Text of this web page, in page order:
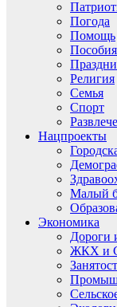
Погода
Помощь
Религия
Семья
Спорт
Нацпроекты
Малый
Экономика
Дороги
ЖКХ и